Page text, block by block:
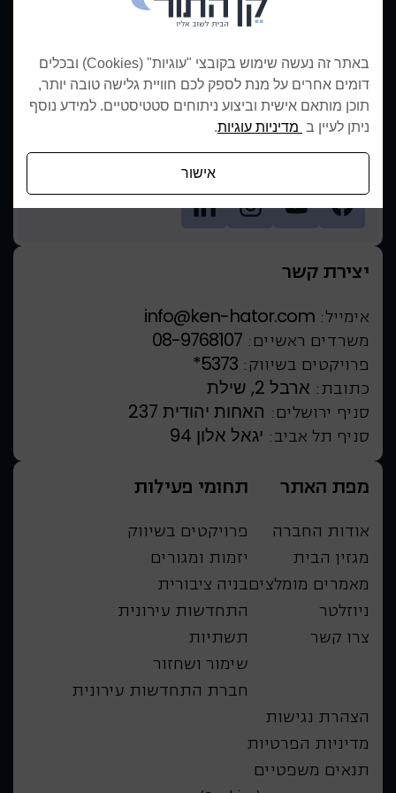
לעמוד המשרה
קן התור מובילים את תחום הבנייה עם פרויקטים איכותיים וחדשניים,
המשלבים תכנון מתקדם ובנייה ברמה הגבוהה ביותר ליצירת סביבת
מגורים מושלמת.
יצירת קשר
אימייל: info@ken-hator.com
משרדים ראשיים: 08-9768107
פרויקטים בשיווק: *5373
כתובת: ארבל 2, שילת
סניף ירושלים: האחות יהודית 237
סניף תל אביב: יגאל אלון 94
מפת האתר
אודות החברה
מגזין הבית
מאמרים מומלצים
ניוזלטר
צרו קשר
תחומי פעילות
פרויקטים בשיווק
יזמות ומגורים
בניה ציבורית
התחדשות עירונית
תשתיות
שימור ושחזור
חברת התחדשות עירונית
הצהרת נגישות
מדיניות הפרטיות
תנאים משפטיים
באתר זה נעשה שימוש בקובצי "עוגיות" (Cookies) ובכלים
דומים אחרים על מנת לספק לכם חוויית גלישה טובה יותר,
תוכן מותאם אישית וביצוע ניתוחים סטטיסטיים. למידע נוסף
ניתן לעיין ב מדיניות עוגיות.
אישור